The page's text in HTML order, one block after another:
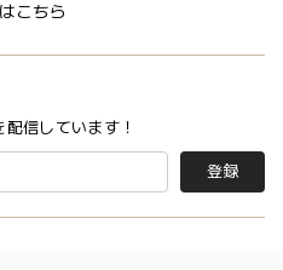
こちら
信しています！
登録